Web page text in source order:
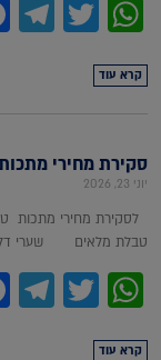
קרא עוד
סקירת מחירי מתכות
יוני 23, 2026
לסקירת מחירי מתכות
טבלת מלאים שערי
קרא עוד